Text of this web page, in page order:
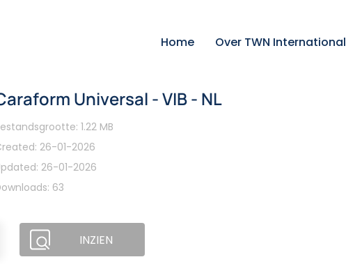
Home Over TWN International
Universal - VIB - NL
1.22 MB
26-01-2026
26-01-2026
63
INZIEN